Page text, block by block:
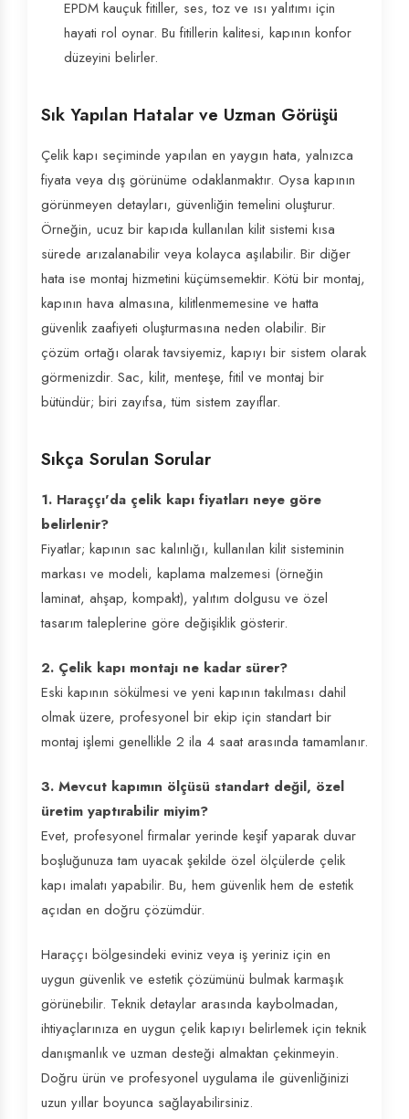
EPDM kauçuk fitiller, ses, toz ve ısı yalıtımı için
hayati rol oynar. Bu fitillerin kalitesi, kapının konfor
düzeyini belirler.
Sık Yapılan Hatalar ve Uzman Görüşü
Çelik kapı seçiminde yapılan en yaygın hata, yalnızca
fiyata veya dış görünüme odaklanmaktır. Oysa kapının
görünmeyen detayları, güvenliğin temelini oluşturur.
Örneğin, ucuz bir kapıda kullanılan kilit sistemi kısa
sürede arızalanabilir veya kolayca aşılabilir. Bir diğer
hata ise montaj hizmetini küçümsemektir. Kötü bir montaj,
kapının hava almasına, kilitlenmemesine ve hatta
güvenlik zaafiyeti oluşturmasına neden olabilir. Bir
çözüm ortağı olarak tavsiyemiz, kapıyı bir sistem olarak
görmenizdir. Sac, kilit, menteşe, fitil ve montaj bir
bütündür; biri zayıfsa, tüm sistem zayıflar.
Sıkça Sorulan Sorular
1. Haraççı'da çelik kapı fiyatları neye göre
belirlenir?
Fiyatlar; kapının sac kalınlığı, kullanılan kilit sisteminin
markası ve modeli, kaplama malzemesi (örneğin
laminat, ahşap, kompakt), yalıtım dolgusu ve özel
tasarım taleplerine göre değişiklik gösterir.
2. Çelik kapı montajı ne kadar sürer?
Eski kapının sökülmesi ve yeni kapının takılması dahil
olmak üzere, profesyonel bir ekip için standart bir
montaj işlemi genellikle 2 ila 4 saat arasında tamamlanır.
3. Mevcut kapımın ölçüsü standart değil, özel
üretim yaptırabilir miyim?
Evet, profesyonel firmalar yerinde keşif yaparak duvar
boşluğunuza tam uyacak şekilde özel ölçülerde çelik
kapı imalatı yapabilir. Bu, hem güvenlik hem de estetik
açıdan en doğru çözümdür.
Haraççı bölgesindeki eviniz veya iş yeriniz için en
uygun güvenlik ve estetik çözümünü bulmak karmaşık
görünebilir. Teknik detaylar arasında kaybolmadan,
ihtiyaçlarınıza en uygun çelik kapıyı belirlemek için teknik
danışmanlık ve uzman desteği almaktan çekinmeyin.
Doğru ürün ve profesyonel uygulama ile güvenliğinizi
uzun yıllar boyunca sağlayabilirsiniz.